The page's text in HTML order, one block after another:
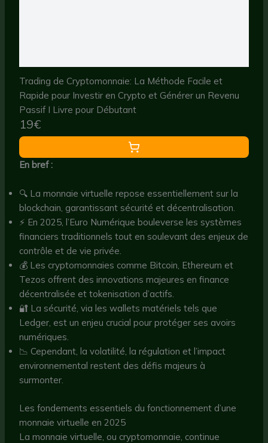
Trading de Cryptomonnaie: La Méthode Facile et
Rapide pour Investir en Crypto et Générer un Revenu
Passif I Livre pour Débutant
19€
En bref :
🔍 La monnaie virtuelle repose essentiellement sur la
blockchain, garantissant sécurité et décentralisation.
⚡ En 2025, l’Euro Numérique bouleverse les systèmes
financiers traditionnels tout en soulevant des enjeux de
contrôle et de vie privée.
💰 Les cryptomonnaies comme Bitcoin, Ethereum et
Tezos offrent des innovations majeures en finance
décentralisée et tokenisation d’actifs.
🔐 La sécurité, via les wallets matériels tels que
Ledger, est un enjeu crucial pour protéger ses avoirs
numériques.
📉 Cependant, la volatilité, la régulation et l’impact
environnemental restent des défis majeurs à
surmonter.
Les fondements essentiels du fonctionnement d’une
monnaie virtuelle en 2025
La monnaie virtuelle, ou cryptomonnaie, continue